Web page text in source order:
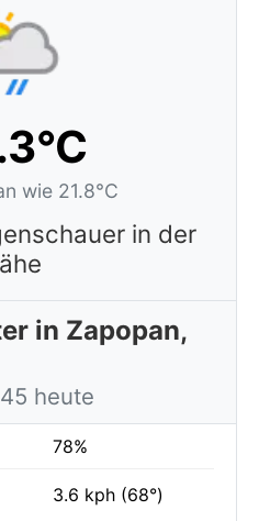
wie 21.8°C
in der
in Zapopan,
heute
78%
3.6 kph (68°)